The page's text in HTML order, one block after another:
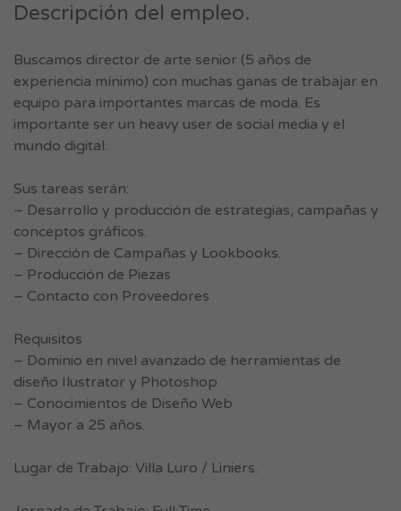
Descripción del empleo.
Buscamos director de arte senior (5 años de
experiencia mínimo) con muchas ganas de trabajar en
equipo para importantes marcas de moda. Es
importante ser un heavy user de social media y el
mundo digital.
Sus tareas serán:
– Desarrollo y producción de estrategias, campañas y
conceptos gráficos.
– Dirección de Campañas y Lookbooks.
– Producción de Piezas
– Contacto con Proveedores
Requisitos
– Dominio en nivel avanzado de herramientas de
diseño Ilustrator y Photoshop
– Conocimientos de Diseño Web
– Mayor a 25 años.
Lugar de Trabajo: Villa Luro / Liniers.